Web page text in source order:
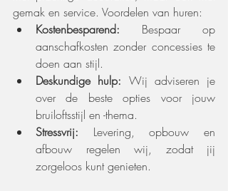
gemak en service. Voordelen van huren:
Kostenbesparend: Bespaar op
aanschafkosten zonder concessies te
doen aan stijl.
Deskundige hulp: Wij adviseren je
over de beste opties voor jouw
bruiloftsstijl en -thema.
Stressvrij: Levering, opbouw en
afbouw regelen wij, zodat jij
zorgeloos kunt genieten.